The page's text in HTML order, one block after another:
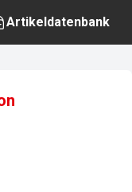
Artikeldatenbank